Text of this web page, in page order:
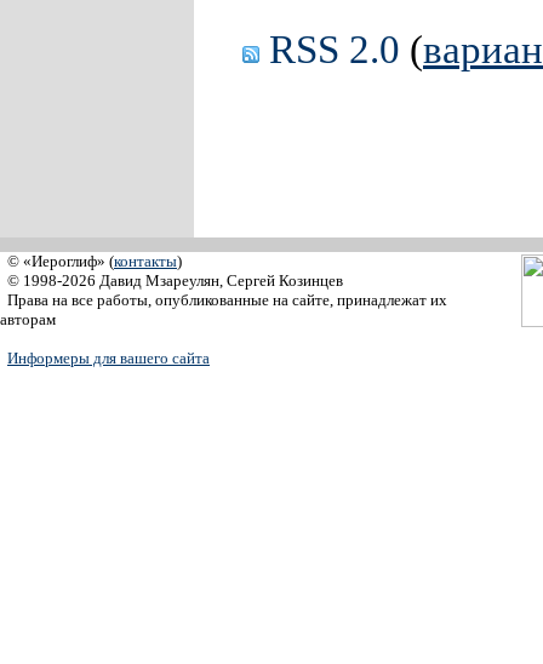
RSS 2.0 (
© «Иероглиф» (контакты)
© 1998-2026 Давид Мзареулян, Сергей Козинцев
Права на все работы, опубликованные на сайте, принадлежат их
авторам
Информеры для вашего сайта